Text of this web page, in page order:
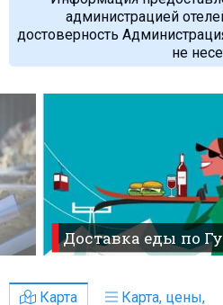
администрацией
достоверность
не
Доставка еды по
Карта
Карта, цены,